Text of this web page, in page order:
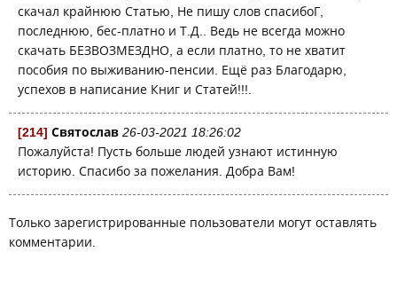
скачал крайнюю Статью, Не пишу слов спасибоГ,
последнюю, бес-платно и Т.Д.. Ведь не всегда можно
скачать БЕЗВОЗМЕЗДНО, а если платно, то не хватит
пособия по выживанию-пенсии. Ещё раз Благодарю,
успехов в написание Книг и Статей!!!.
[214] Святослав 26-03-2021 18:26:02
Пожалуйста! Пусть больше людей узнают истинную
историю. Спасибо за пожелания. Добра Вам!
Только зарегистрированные пользователи могут оставлять
комментарии.